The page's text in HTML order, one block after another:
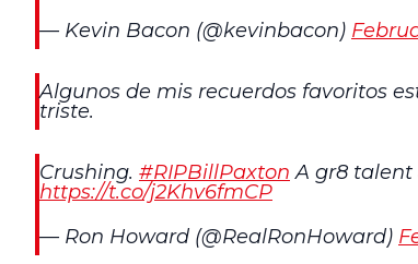
— Kevin Bacon (@kevinbacon)
Algunos de mis recuerdos favoritos
triste.
Crushing. #RIPBillPaxton A gr8 talent
https://t.co/j2Khv6fmCP
— Ron Howard (@RealRonHoward)